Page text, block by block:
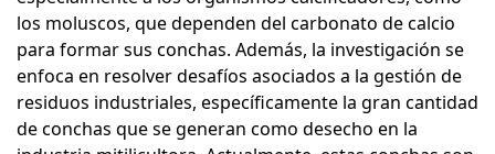
los moluscos, que dependen del carbonato de calcio
para formar sus conchas. Además, la investigación se
enfoca en resolver desafíos asociados a la gestión de
residuos industriales, específicamente la gran cantidad
de conchas que se generan como desecho en la